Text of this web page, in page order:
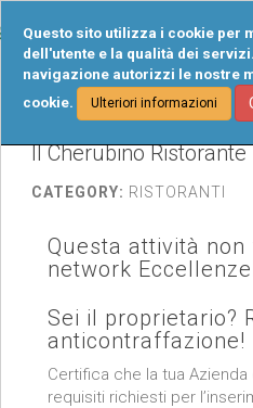
Questo sito utilizza i cookie per
dell'utente e la qualità dei
navigazione autorizzi le nostre
cookie.
Ulteriori informazioni
Il Cherubino Ristorante
CATEGORY: RISTORANTI
Questa attività non
network
Sei il proprietario?
anticontraffazione!
Certifica che la tua
requisiti richiesti per